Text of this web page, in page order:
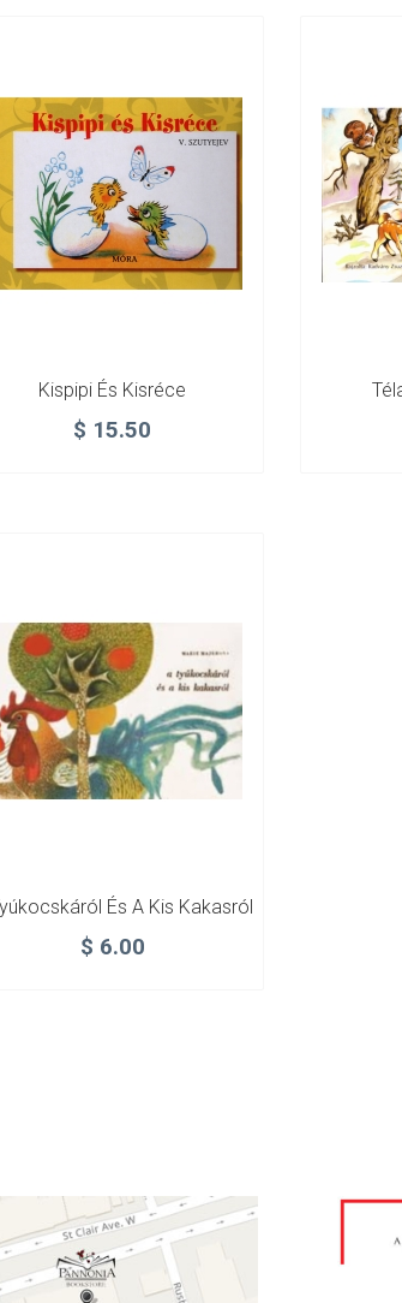
Kispipi És Kisréce
$ 15.50
És A Kis Kakasról
$ 6.00